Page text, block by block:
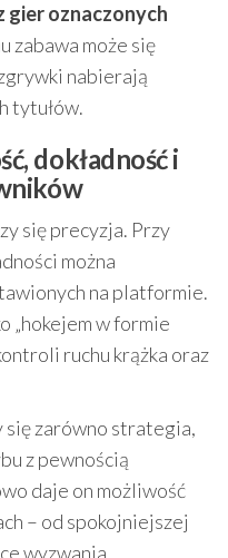
gier oznaczonych
zabawa może się
nabierają
tytułów.
dokładność i
się precyzja. Przy
można
na platformie.
„hokejem w formie
ruchu krążka oraz
się zarówno strategia,
z pewnością
daje on możliwość
– od spokojniejszej
wyzwania.